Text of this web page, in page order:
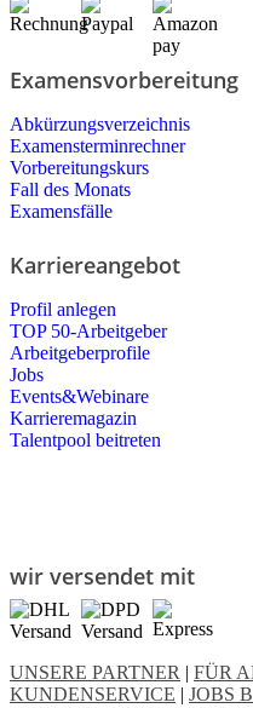
Examensvorbereitung
Abkürzungsverzeichnis
Examensterminrechner
Vorbereitungskurs
Fall des Monats
Examensfälle
Karriereangebot
Profil anlegen
TOP 50-Arbeitgeber
Arbeitgeberprofile
Jobs
Events&Webinare
Karrieremagazin
Talentpool beitreten
wir versendet mit
UNSERE PARTNER | FÜR
KUNDENSERVICE | JOBS